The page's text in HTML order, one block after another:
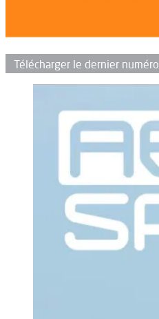
Télécharger le dernier numéro